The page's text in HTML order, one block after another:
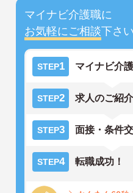
マイナビ介護職に
お気軽にご相談下さい
STEP1 マイナビ介
STEP2 求人のご紹介
STEP3 面接・条件
STEP4 転職成功！